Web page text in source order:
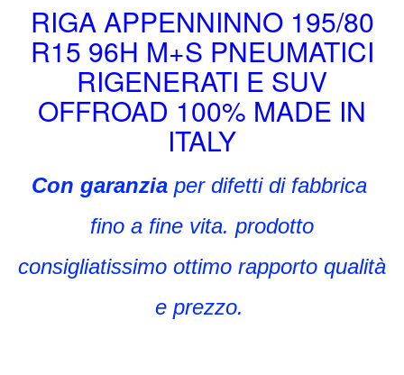
era:
190,00€.
è:
99,90€.
RIGA APPENNINNO 195/80
R15 96H M+S PNEUMATICI
RIGENERATI E SUV
OFFROAD 100% MADE IN
ITALY
Con garanziaper difetti di fabbrica
fino a fine vita. prodotto
consigliatissimo ottimo rapporto qualità
e prezzo.